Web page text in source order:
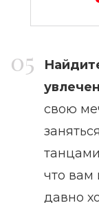
свою
что вам
давно